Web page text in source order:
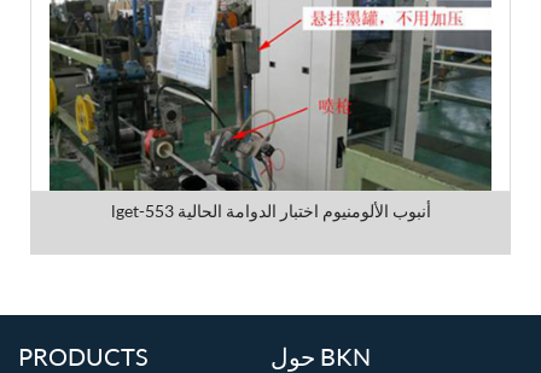
lget-553 أنبوب الألومنيوم اختبار الدوامة الحالية
PRODUCTS حول BKN